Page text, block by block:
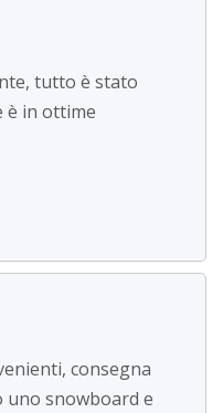
tutto è stato
è in ottime
consegna
uno snowboard e